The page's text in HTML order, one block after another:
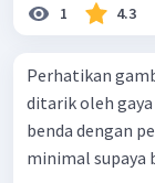
1 4.3
Perhatikan gambar! Sebuah benda yang
ditarik oleh
benda dengan
minimal supaya